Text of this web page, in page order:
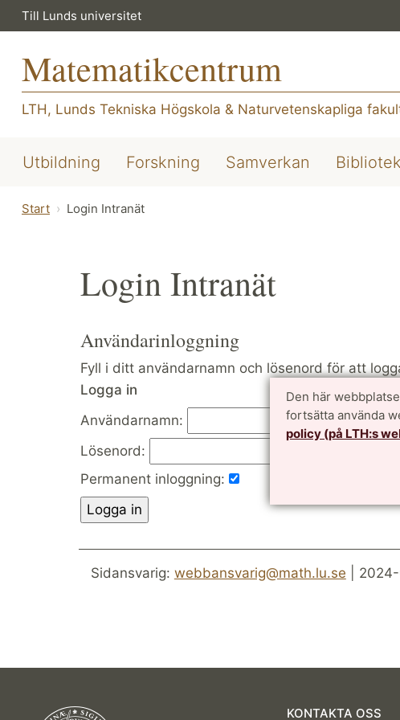
Den här
fortsätta använda
policy (på LTH:s
Till Lunds universitet
Matematikcentrum
LTH, Lunds Tekniska Högskola & Naturvetenskapliga
Utbildning Forskning Samverkan Bibliotek
Start Login Intranät
Login Intranät
Användarinloggning
Fyll i ditt användarnamn och lösenord för att
Logga in
Användarnamn:
Lösenord:
Permanent inloggning:
Sidansvarig: webbansvarig@math.lu.se |
KONTAKTA OSS